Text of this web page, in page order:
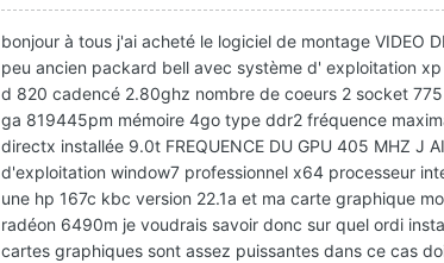
bonjour à tous j'ai acheté le logiciel de montage VIDEO
peu ancien packard bell avec système d' exploitation
d 820 cadencé 2.80ghz nombre de coeurs 2 socket
ga 819445pm mémoire 4go type ddr2 fréquence
directx installée 9.0t FREQUENCE DU GPU 405 MHZ J
d'exploitation window7 professionnel x64 processeur
une hp 167c kbc version 22.1a et ma carte graphique
radéon 6490m je voudrais savoir donc sur quel ordi
cartes graphiques sont assez puissantes dans ce cas